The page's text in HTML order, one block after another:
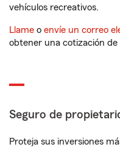
vehículos recreativos.
Llame o envíe un correo
obtener una cotización de
Seguro de
Proteja sus inversiones